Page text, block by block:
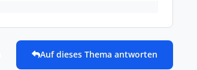
Auf dieses Thema antworten